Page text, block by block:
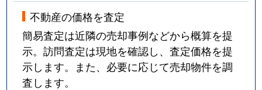
不動産の価格を査定
簡易査定は近隣の売却事例などから概算を提
示。訪問査定は現地を確認し、査定価格を提
示します。また、必要に応じて売却物件を調
査します。